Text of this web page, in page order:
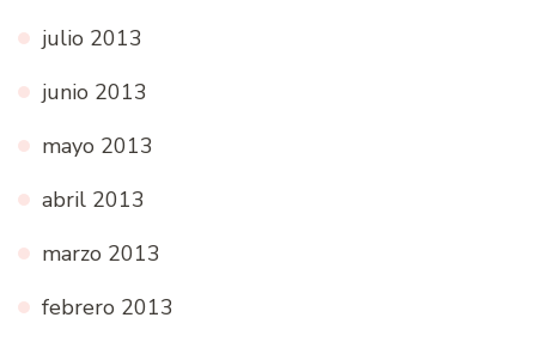
julio 2013
junio 2013
mayo 2013
abril 2013
marzo 2013
febrero 2013